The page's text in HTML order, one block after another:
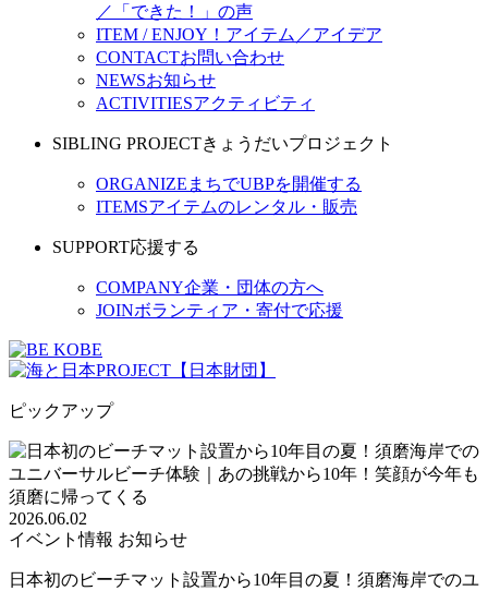
／「できた！」の声
ITEM / ENJOY！ アイテム／アイデア
CONTACTお問い合わせ
NEWSお知らせ
ACTIVITIESアクティビティ
SIBLING PROJECTきょうだいプロジェクト
ORGANIZE まちでUBPを開催する
ITEMSアイテムのレンタル・販売
SUPPORT応援する
COMPANY企業・団体の方へ
JOINボランティア・寄付で応援
ピックアップ
2026.06.02
イベント情報 お知らせ
日本初のビーチマット設置から10年目の夏！須磨海岸でのユ